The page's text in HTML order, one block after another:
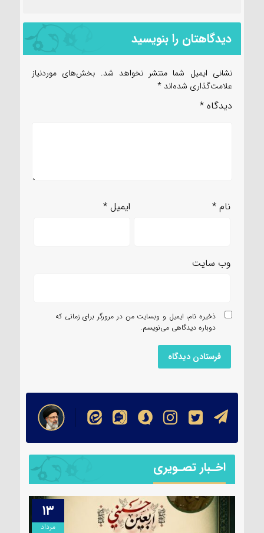
دیدگاهتان را بنویسید
نشانی ایمیل شما منتشر نخواهد شد. بخش‌های موردنیاز
علامت‌گذاری شده‌اند *
دیدگاه *
نام* ایمیل*
وب‌ سایت
ذخیره نام، ایمیل و وبسایت من در مرورگر برای زمانی که
دوباره دیدگاهی می‌نویسم.
اخـبار تصـویری
۱۳
مرداد